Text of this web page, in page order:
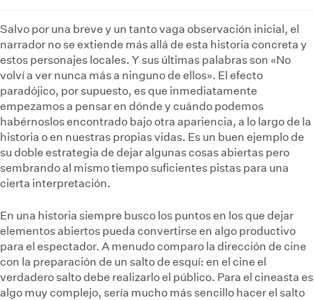
Salvo por una breve y un tanto vaga observación inicial, el
narrador no se extiende más allá de esta historia concreta y
estos personajes locales. Y sus últimas palabras son «No
volví a ver nunca más a ninguno de ellos». El efecto
paradójico, por supuesto, es que inmediatamente
empezamos a pensar en dónde y cuándo podemos
habérnoslos encontrado bajo otra apariencia, a lo largo de la
historia o en nuestras propias vidas. Es un buen ejemplo de
su doble estrategia de dejar algunas cosas abiertas pero
sembrando al mismo tiempo suficientes pistas para una
cierta interpretación.
En una historia siempre busco los puntos en los que dejar
elementos abiertos pueda convertirse en algo productivo
para el espectador. A menudo comparo la dirección de cine
con la preparación de un salto de esquí: en el cine el
verdadero salto debe realizarlo el público. Para el cineasta es
algo muy complejo, sería mucho más sencillo hacer el salto